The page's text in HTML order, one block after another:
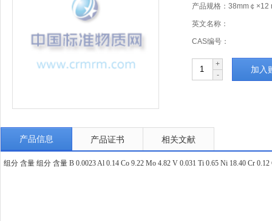
产品规格：38mm￠×12
英文名称：
CAS编号：
-
+
加入
产品信息 产品证书 相关文献
组分 含量 组分 含量 B 0.0023 Al 0.14 Co 9.22 Mo 4.82 V 0.031 Ti 0.65 Ni 18.40 Cr 0.12